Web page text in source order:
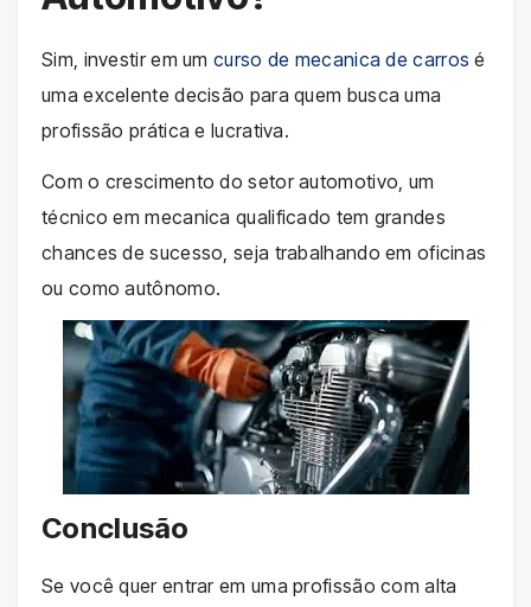
Sim, investir em umcurso de mecanica de carros é
uma excelente decisão para quem busca uma
profissão prática e lucrativa.
Com o crescimento do setor automotivo, um
técnico em mecanica qualificado tem grandes
chances de sucesso, seja trabalhando em oficinas
ou como autônomo.
Conclusão
Se você quer entrar em uma profissão com alta